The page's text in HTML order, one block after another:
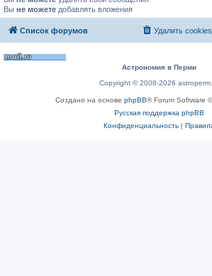
Вы не можете добавлять вложения
Список форумов Удалить cookies
Астрономия в Перми
Copyright © 2008-2026
Создано на основе phpBB® Forum Software
Русская поддержка phpBB
Конфиденциальность|